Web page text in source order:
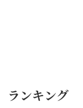
ランキング